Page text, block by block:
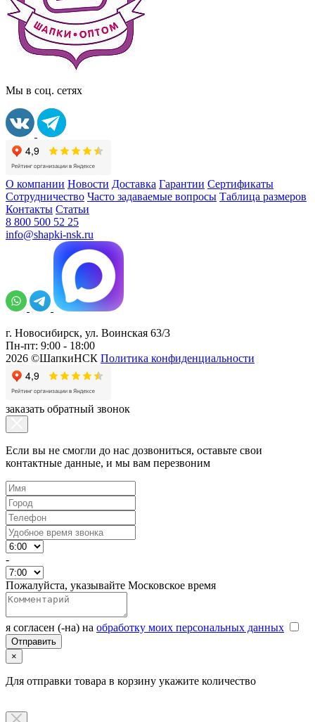
Мы в соц. сетях
О компании Новости Доставка Гарантии Сертификаты
Сотрудничество Часто задаваемые вопросы Таблица размеров
Контакты Статьи
8 800 500 52 25
info@shapki-nsk.ru
г. Новосибирск, ул. Воинская 63/3
Пн-пт: 9:00 - 18:00
2026 ©ШапкиНСК Политика конфиденциальности
заказать обратный звонок
Если вы не смогли до нас дозвониться, оставьте свои
контактные данные, и мы вам перезвоним
-
Пожалуйста, указывайте Московское время
я согласен (-на) на обработку моих персональных данных
×
Для отправки товара в корзину укажите количество